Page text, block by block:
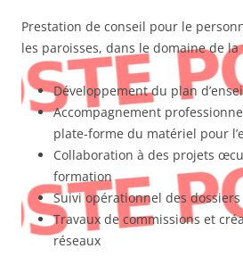
Prestation de conseil pour le
les paroisses, dans le domaine de
Développement du plan
Accompagnement
plate-forme du matériel pour
Collaboration à des projets
formation
Suivi opérationnel des dossiers
Travaux de commissions et
réseaux